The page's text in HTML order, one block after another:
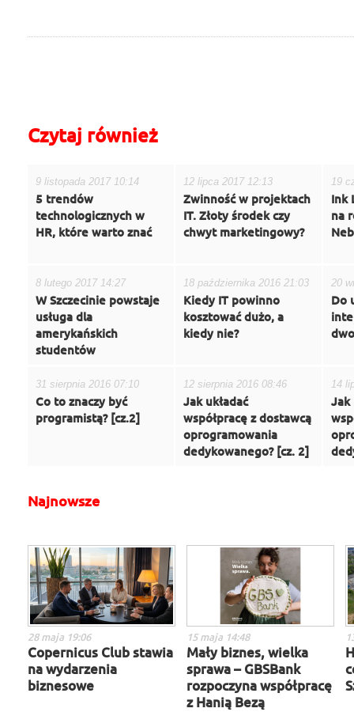
Czytaj również
9 listopada 2017 10:14
5 trendów
technologicznych w
HR, które warto znać
12 lipca 2017 12:13
Zwinność w projektach
IT. Złoty środek czy
chwyt marketingowy?
19
Ink
na
8 lutego 2017 14:27
W Szczecinie powstaje
usługa dla
amerykańskich
studentów
18 października 2016 21:03
Kiedy IT powinno
kosztować dużo, a
kiedy nie?
20
Do
31 sierpnia 2016 07:10
Co to znaczy być
programistą? [cz.2]
12 sierpnia 2016 08:46
Jak układać
współpracę z dostawcą
oprogramowania
dedykowanego? [cz. 2]
14
Jak
Najnowsze
28 maja 19:06
Copernicus Club stawia
na wydarzenia
biznesowe
15 maja 14:48
Mały biznes, wielka
sprawa – GBSBank
rozpoczyna współpracę
z Hanią Bezą